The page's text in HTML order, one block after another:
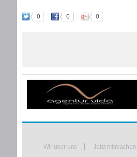
0 0 0
Wir über uns Jetzt mitmachen